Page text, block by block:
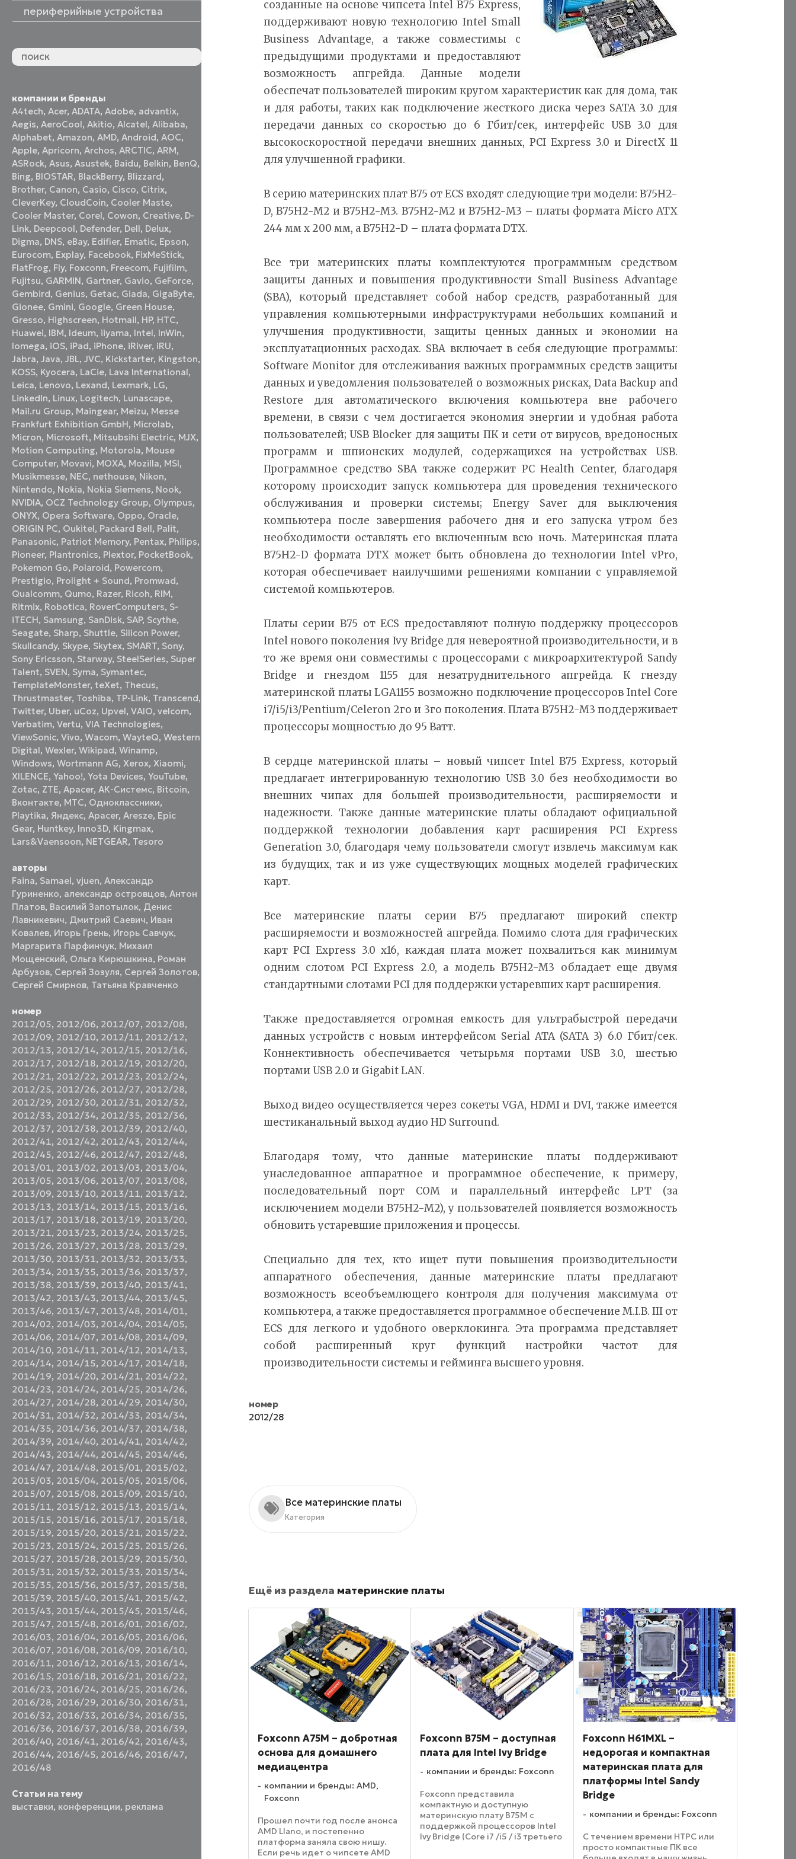
периферийные устройства
компании и бренды
A4tech,Acer,ADATA,Adobe, advantix,
Aegis,AeroCool,Akitio,Alcatel,Alibaba,
Alphabet,Amazon,AMD,Android,AOC,
Apple,Apricorn,Archos,ARCTIC,ARM,
ASRock,Asus,Asustek, Baidu, Belkin, BenQ,
Bing, BIOSTAR, BlackBerry, Blizzard,
Brother, Canon, Casio, Cisco, Citrix,
CleverKey, CloudCoin, Cooler Maste,
Cooler Master, Corel, Cowon, Creative, D-
Link, Deepcool, Defender, Dell, Delux,
Digma, DNS, eBay, Edifier, Ematic, Epson,
Eurocom, Explay, Facebook, FixMeStick,
FlatFrog, Fly, Foxconn, Freecom, Fujifilm,
Fujitsu, GARMIN, Gartner, Gavio, GeForce,
Gembird, Genius, Getac, Giada, GigaByte,
Gionee, Gmini, Google, Green House,
Gresso, Highscreen, Hotmail, HP, HTC,
Huawei, IBM, Ideum, iiyama, Intel, InWin,
Iomega, iOS, iPad, iPhone, iRiver, iRU,
Jabra,Java,JBL,JVC, Kickstarter, Kingston,
KOSS, Kyocera, LaCie, Lava International,
Leica, Lenovo, Lexand, Lexmark, LG,
LinkedIn, Linux, Logitech, Lunascape,
Mail.ru Group, Maingear, Meizu, Messe
Frankfurt Exhibition GmbH, Microlab,
Micron, Microsoft, Mitsubsihi Electric, MJX,
Motion Computing, Motorola, Mouse
Computer, Movavi, MOXA, Mozilla, MSI,
Musikmesse, NEC, nethouse, Nikon,
Nintendo, Nokia, Nokia Siemens, Nook,
NVIDIA, OCZ Technology Group, Olympus,
ONYX, Opera Software, Oppo, Oracle,
ORIGIN PC, Oukitel, Packard Bell, Palit,
Panasonic, Patriot Memory, Pentax, Philips,
Pioneer, Plantronics, Plextor, PocketBook,
Pokemon Go, Polaroid, Powercom,
Prestigio, Prolight + Sound, Promwad,
Qualcomm, Qumo, Razer, Ricoh, RIM,
Ritmix, Robotica, RoverComputers, S-
iTECH, Samsung, SanDisk, SAP, Scythe,
Seagate, Sharp, Shuttle, Silicon Power,
Skullcandy, Skype, Skytex, SMART, Sony,
Sony Ericsson, Starway, SteelSeries, Super
Talent, SVEN, Syma, Symantec,
TemplateMonster,teXet, Thecus,
Thrustmaster, Toshiba, TP-Link, Transcend,
Twitter, Uber, uCoz, Upvel,VAIO,velcom,
Verbatim,Vertu,VIA Technologies,
ViewSonic,Vivo,Wacom,WayteQ,Western
Digital,Wexler,Wikipad,Winamp,
Windows,Wortmann AG,Xerox,Xiaomi,
XILENCE,Yahoo!,Yota Devices,YouTube,
Zotac, ZTE,Аpacer,АК-Системс, Вitcoin,
Вконтакте, МТС, Одноклассники,
Playtika, Яндекс,Apacer,Aresze, Epic
Gear, Huntkey, Inno3D, Kingmax,
Lars&Vaensoon, NETGEAR, Tesoro
авторы
Faina, Samael,vjuen,Александр
Гуриненко, александр островцов,Антон
Платов, Василий Запотылок, Денис
Лавникевич, Дмитрий Саевич, Иван
Ковалев, Игорь Грень, Игорь Савчук,
Маргарита Парфинчук, Михаил
Мощенский, Ольга Кирюшкина, Роман
Арбузов, Сергей Зозуля, Сергей Золотов,
Сергей Смирнов, Татьяна Кравченко
номер
2012/05, 2012/06, 2012/07, 2012/08,
2012/09, 2012/10, 2012/11, 2012/12,
2012/13, 2012/14, 2012/15, 2012/16,
2012/17, 2012/18, 2012/19, 2012/20,
2012/21, 2012/22, 2012/23, 2012/24,
2012/25, 2012/26, 2012/27, 2012/28,
2012/29, 2012/30, 2012/31, 2012/32,
2012/33, 2012/34, 2012/35, 2012/36,
2012/37, 2012/38, 2012/39, 2012/40,
2012/41, 2012/42, 2012/43, 2012/44,
2012/45, 2012/46, 2012/47, 2012/48,
2013/01, 2013/02, 2013/03, 2013/04,
2013/05, 2013/06, 2013/07, 2013/08,
2013/09, 2013/10, 2013/11, 2013/12,
2013/13, 2013/14, 2013/15, 2013/16,
2013/17, 2013/18, 2013/19, 2013/20,
2013/21, 2013/23, 2013/24, 2013/25,
2013/26, 2013/27, 2013/28, 2013/29,
2013/30, 2013/31, 2013/32, 2013/33,
2013/34, 2013/35, 2013/36, 2013/37,
2013/38, 2013/39, 2013/40, 2013/41,
2013/42, 2013/43, 2013/44, 2013/45,
2013/46, 2013/47, 2013/48, 2014/01,
2014/02, 2014/03, 2014/04, 2014/05,
2014/06, 2014/07, 2014/08, 2014/09,
2014/10, 2014/11, 2014/12, 2014/13,
2014/14, 2014/15, 2014/17, 2014/18,
2014/19, 2014/20, 2014/21, 2014/22,
2014/23, 2014/24, 2014/25, 2014/26,
2014/27, 2014/28, 2014/29, 2014/30,
2014/31, 2014/32, 2014/33, 2014/34,
2014/35, 2014/36, 2014/37, 2014/38,
2014/39, 2014/40, 2014/41, 2014/42,
2014/43, 2014/44, 2014/45, 2014/46,
2014/47, 2014/48, 2015/01, 2015/02,
2015/03, 2015/04, 2015/05, 2015/06,
2015/07, 2015/08, 2015/09, 2015/10,
2015/11, 2015/12, 2015/13, 2015/14,
2015/15, 2015/16, 2015/17, 2015/18,
2015/19, 2015/20, 2015/21, 2015/22,
2015/23, 2015/24, 2015/25, 2015/26,
2015/27, 2015/28, 2015/29, 2015/30,
2015/31, 2015/32, 2015/33, 2015/34,
2015/35, 2015/36, 2015/37, 2015/38,
2015/39, 2015/40, 2015/41, 2015/42,
2015/43, 2015/44, 2015/45, 2015/46,
2015/47, 2015/48, 2016/01, 2016/02,
2016/03, 2016/04, 2016/05, 2016/06,
2016/07, 2016/08, 2016/09, 2016/10,
2016/11, 2016/12, 2016/13, 2016/14,
2016/15, 2016/18, 2016/21, 2016/22,
2016/23, 2016/24, 2016/25, 2016/26,
2016/28, 2016/29, 2016/30, 2016/31,
2016/32, 2016/33, 2016/34, 2016/35,
2016/36, 2016/37, 2016/38, 2016/39,
2016/40, 2016/41, 2016/42, 2016/43,
2016/44, 2016/45, 2016/46, 2016/47,
2016/48
Статьи на тему
выставки, конференции, реклама
созданные на основе чипсета Intel B75 Express,
поддерживают новую технологию Intel Small
Business Advantage, а также совместимы с
предыдущими продуктами и предоставляют
возможность апгрейда. Данные модели
обеспечат пользователей широким кругом характеристик как для дома, так
и для работы, таких как подключение жесткого диска через SATA 3.0 для
передачи данных со скоростью до 6 Гбит/сек, интерфейс USB 3.0 для
высокоскоростной передачи внешних данных, PCI Express 3.0 и DirectX 11
для улучшенной графики.
В серию материнских плат B75 от ECS входят следующие три модели: B75H2-
D, B75H2-M2 и B75H2-M3. B75H2-M2 и B75H2-M3 – платы формата Micro ATX
244 мм x 200 мм, а B75H2-D – плата формата DTX.
Все три материнских платы комплектуются программным средством
защиты данных и повышения продуктивности Small Business Advantage
(SBA), который представляет собой набор средств, разработанный для
управления компьютерными инфраструктурами небольших компаний и
улучшения продуктивности, защиты ценных данных и экономии на
эксплуатационных расходах. SBA включает в себя следующие программы:
Software Monitor для отслеживания важных программных средств защиты
данных и уведомления пользователей о возможных рисках, Data Backup and
Restore для автоматического включения компьютера вне рабочего
времени, в связи с чем достигается экономия энергии и удобная работа
пользователей; USB Blocker для защиты ПК и сети от вирусов, вредоносных
программ и шпионских модулей, содержащихся на устройствах USB.
Программное средство SBA также содержит PC Health Center, благодаря
которому происходит запуск компьютера для проведения технического
обслуживания и проверки системы; Energy Saver для выключения
компьютера после завершения рабочего дня и его запуска утром без
необходимости оставлять его включенным всю ночь. Материнская плата
B75H2-D формата DTX может быть обновлена до технологии Intel vPro,
которая обеспечивает наилучшими решениями компании с управляемой
системой компьютеров.
Платы серии B75 от ECS предоставляют полную поддержку процессоров
Intel нового поколения Ivy Bridge для невероятной производительности, и в
то же время они совместимы с процессорами с микроархитектурой Sandy
Bridge и гнездом 1155 для незатруднительного апгрейда. К гнезду
материнской платы LGA1155 возможно подключение процессоров Intel Core
i7/i5/i3/Pentium/Celeron 2го и 3го поколения. Плата B75H2-M3 поддерживает
процессоры мощностью до 95 Ватт.
В сердце материнской платы – новый чипсет Intel B75 Express, который
предлагает интегрированную технологию USB 3.0 без необходимости во
внешних чипах для большей производительности, расширяемости и
надежности. Также данные материнские платы обладают официальной
поддержкой технологии добавления карт расширения PCI Express
Generation 3.0, благодаря чему пользователи смогут извлечь максимум как
из будущих, так и из уже существующих мощных моделей графических
карт.
Все материнские платы серии B75 предлагают широкий спектр
расширяемости и возможностей апгрейда. Помимо слота для графических
карт PCI Express 3.0 x16, каждая плата может похвалиться как минимум
одним слотом PCI Express 2.0, а модель B75H2-M3 обладает еще двумя
стандартными слотами PCI для поддержки устаревших карт расширения.
Также предоставляется огромная емкость для ультрабыстрой передачи
данных устройств с новым интерфейсом Serial ATA (SATA 3) 6.0 Гбит/сек.
Коннективность обеспечивается четырьмя портами USB 3.0, шестью
портами USB 2.0 и Gigabit LAN.
Выход видео осуществляется через сокеты VGA, HDMI и DVI, также имеется
шестиканальный выход аудио HD Surround.
Благодаря тому, что данные материнские платы поддерживают
унаследованное аппаратное и программное обеспечение, к примеру,
последовательный порт COM и параллельный интерфейс LPT (за
исключением модели B75H2-M2), у пользователей появляется возможность
обновить устаревшие приложения и процессы.
Специально для тех, кто ищет пути повышения производительности
аппаратного обеспечения, данные материнские платы предлагают
возможность всеобъемлющего контроля для получения максимума от
компьютера, а также предоставляется программное обеспечение M.I.B. III от
ECS для легкого и удобного оверклокинга. Эта программа представляет
собой расширенный круг функций настройки частот для
производительности системы и гейминга высшего уровня.
номер
2012/28
Все материнские платы
Категория
Ещё из раздела материнские платы
Foxconn A75M – добротная
основа для домашнего
медиацентра
компании и бренды: AMD,
Foxconn
Прошел почти год после анонса
AMD LIano, и постепенно
платформа заняла свою нишу.
Если речь идет о чипсете AMD
Foxconn B75M – доступная
плата для Intel Ivy Bridge
компании и бренды: Foxconn
Foxconn представила
компактную и доступную
материнскую плату B75M с
поддержкой процессоров Intel
Ivy Bridge (Core i7 /i5 / i3 третьего
Foxconn H61MXL –
недорогая и компактная
материнская плата для
платформы Intel Sandy
Bridge
компании и бренды: Foxconn
С течением времени HTPC или
просто компактные ПК все